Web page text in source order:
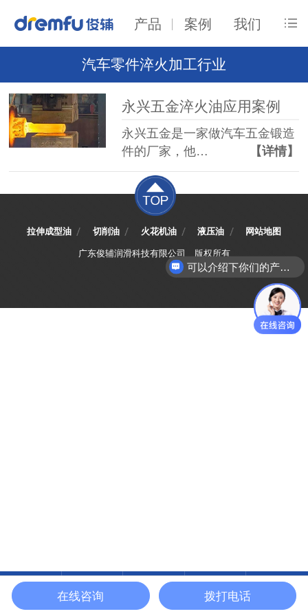
产品 案例 我们
汽车零件淬火加工行业
永兴五金淬火油应用案例
永兴五金是一家做汽车五金锻造
件的厂家，他…
【详情】
拉伸成型油 切削油 火花机油 液压油 网站地图
广东俊辅润滑科技有限公司 版权所有
在线咨询 润滑油系列 应用案例 关于俊辅
可以介绍下你们的产品么
在线咨询 拨打电话